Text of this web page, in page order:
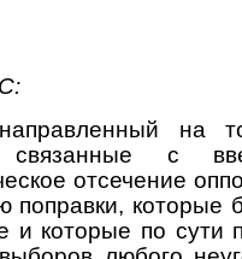
на
связанные с
отсечение
поправки, которые
и которые по сути